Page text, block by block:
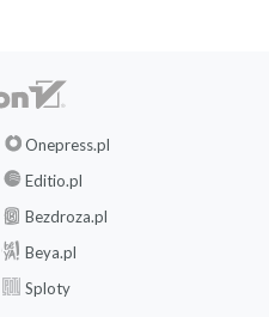
Onepress.pl
Editio.pl
Bezdroza.pl
Beya.pl
Sploty